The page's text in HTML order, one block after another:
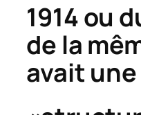
1914 ou
de la
avait une